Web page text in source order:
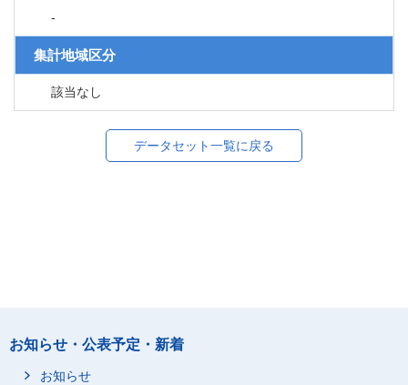
-
集計地域区分
該当なし
データセット一覧に戻る
お知らせ・公表予定・新着
お知らせ